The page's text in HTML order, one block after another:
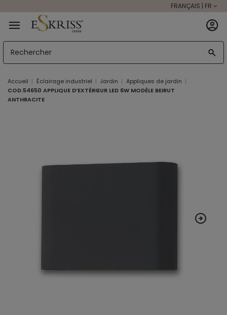
FRANÇAIS | FR
Accueil Éclairage industriel Jardin
Appliques de jardin
COD.54650 APPLIQUE D’EXTÉRIEUR LED 6W MODÈLE BEIRUT
ANTHRACITE